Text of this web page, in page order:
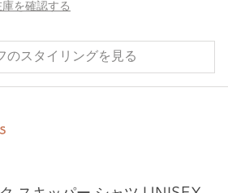
を確認する
のスタイリングを見る